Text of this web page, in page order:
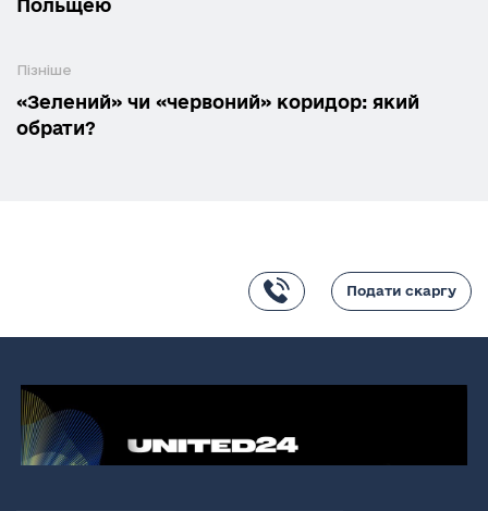
Польщею
Пізніше
«Зелений» чи «червоний» коридор: який
обрати?
Подати скаргу